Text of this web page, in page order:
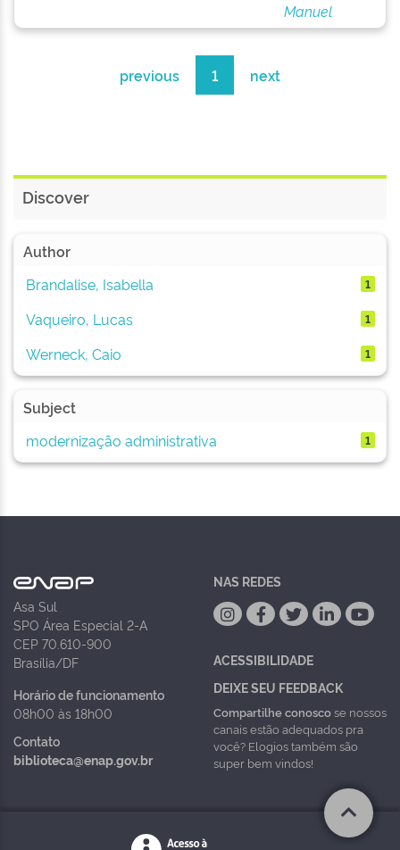
Manuel
previous 1 next
Discover
Author
Brandalise, Isabella
1
Vaqueiro, Lucas 1
Werneck, Caio 1
Subject
modernização administrativa
1
Asa Sul
SPO Área Especial 2-A
CEP 70.610-900
Brasília/DF
Horário de funcionamento
08h00 às 18h00
Contato
biblioteca@enap.gov.br
NAS REDES
ACESSIBILIDADE
DEIXE SEU FEEDBACK
Compartilhe conoscose nossos
canais estão adequados pra
você? Elogios também são
super bem vindos!